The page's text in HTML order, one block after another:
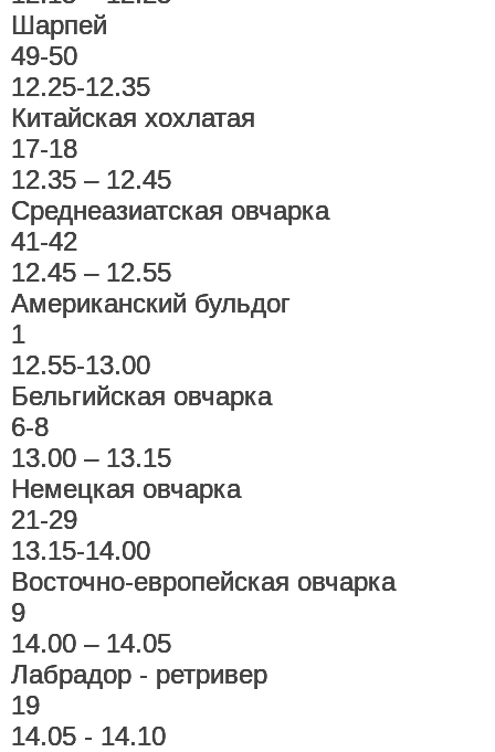
Шарпей
49-50
12.25-12.35
Китайская хохлатая
17-18
12.35 – 12.45
Среднеазиатская овчарка
41-42
12.45 – 12.55
Американский бульдог
1
12.55-13.00
Бельгийская овчарка
6-8
13.00 – 13.15
Немецкая овчарка
21-29
13.15-14.00
Восточно-европейская овчарка
9
14.00 – 14.05
Лабрадор - ретривер
19
14.05 - 14.10